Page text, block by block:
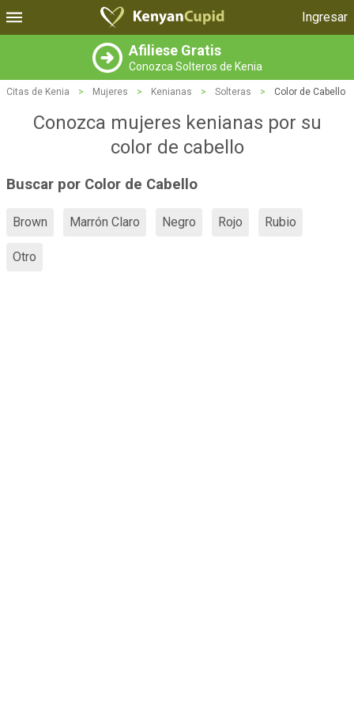
Ingresar
Afiliese Gratis
Conozca Solteros de Kenia
Citas de Kenia > Mujeres > Kenianas > Solteras > Color de Cabello
Conozca mujeres kenianas por su
color de cabello
Buscar por Color de Cabello
Brown Marrón Claro Negro Rojo Rubio
Otro